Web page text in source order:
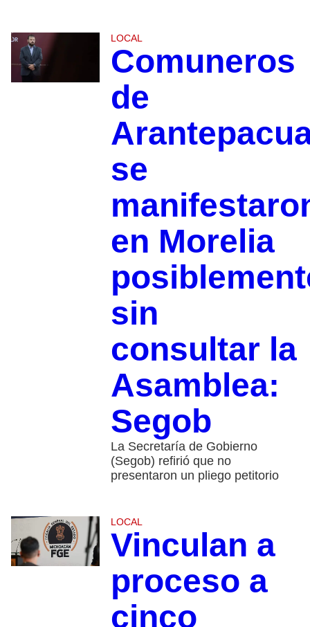
LOCAL
Comuneros
de
se
en Morelia
sin
consultar la
Asamblea:
Segob
La Secretaría de Gobierno
(Segob) refirió que no
presentaron un pliego petitorio
LOCAL
Vinculan a
proceso a
cinco